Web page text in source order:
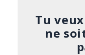
Tu
ne